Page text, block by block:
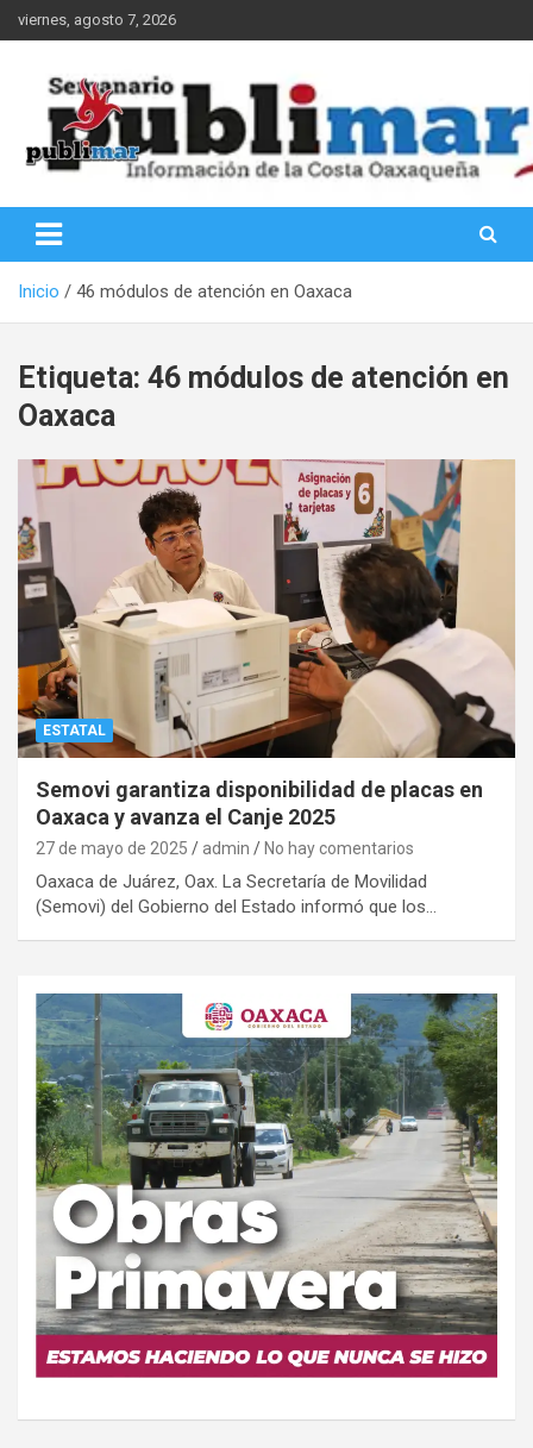
Saltar
al
viernes, agosto 7, 2026
PubliMar
Inicio 46 módulos de atención en Oaxaca
Etiqueta: 46 módulos de atención en
Oaxaca
ESTATAL
Semovi garantiza disponibilidad de placas en
Oaxaca y avanza el Canje 2025
27 de mayo de 2025 admin No hay comentarios
Oaxaca de Juárez, Oax. La Secretaría de Movilidad
(Semovi) del Gobierno del Estado informó que los…